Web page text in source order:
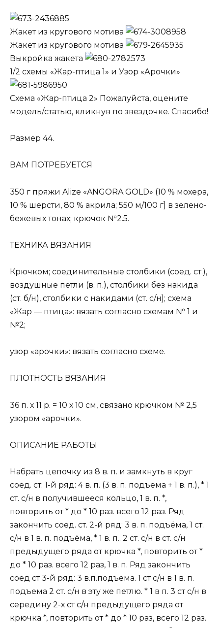
Жакет из кругового мотива
Жакет из кругового мотива
Выкройка жакета
1/2 схемы «Жар-птица 1» и Узор «Арочки»
Схема «Жар-птица 2» Пожалуйста, оцените
модель/статью, кликнув по звездочке. Спасибо!
Размер 44.
ВАМ ПОТРЕБУЕТСЯ
350 г пряжи Alize «ANGORA GOLD» (10 % мохера,
10 % шерсти, 80 % акрила; 550 м/100 г] в зелено-
бежевых тонах; крючок №2.5.
ТЕХНИКА ВЯЗАНИЯ
Крючком; соединительные столбики (соед. ст.),
воздушные петли (в. п.), столбики без накида
(ст. б/н), столбики с накидами (ст. с/н]; схема
«Жар — птица»: вязать согласно схемам № 1 и
№2;
узор «арочки»: вязать согласно схеме.
ПЛОТНОСТЬ ВЯЗАНИЯ
36 п. х 11 р. = 10 х 10 см, связано крючком № 2,5
узором «арочки».
ОПИСАНИЕ РАБОТЫ
Набрать цепочку из 8 в. п. и замкнуть в круг
соед. ст. 1-й ряд: 4 в. п. (3 в. п. подъема + 1 в. п.), * 1
ст. с/н в получившееся кольцо, 1 в. п. *,
повторить от * до * 10 раз. всего 12 раз. Ряд
закончить соед. ст. 2-й ряд: 3 в. п. подъёма, 1 ст.
с/н в 1 в. п. подъёма, * 1 в. п.. 2 ст. с/н в ст. с/н
предыдущего ряда от крючка *, повторить от *
до * 10 раз. всего 12 раз, 1 в. п. Ряд закончить
соед ст 3-й ряд: 3 в.п.подъема. 1 ст с/н в 1 в. п.
подъема 2 ст. с/н в эту же петлю. * 1 в п. 3 ст с/н в
середину 2-х ст с/н предыдущего ряда от
крючка *, повторить от * до * 10 раз, всего 12 раз.